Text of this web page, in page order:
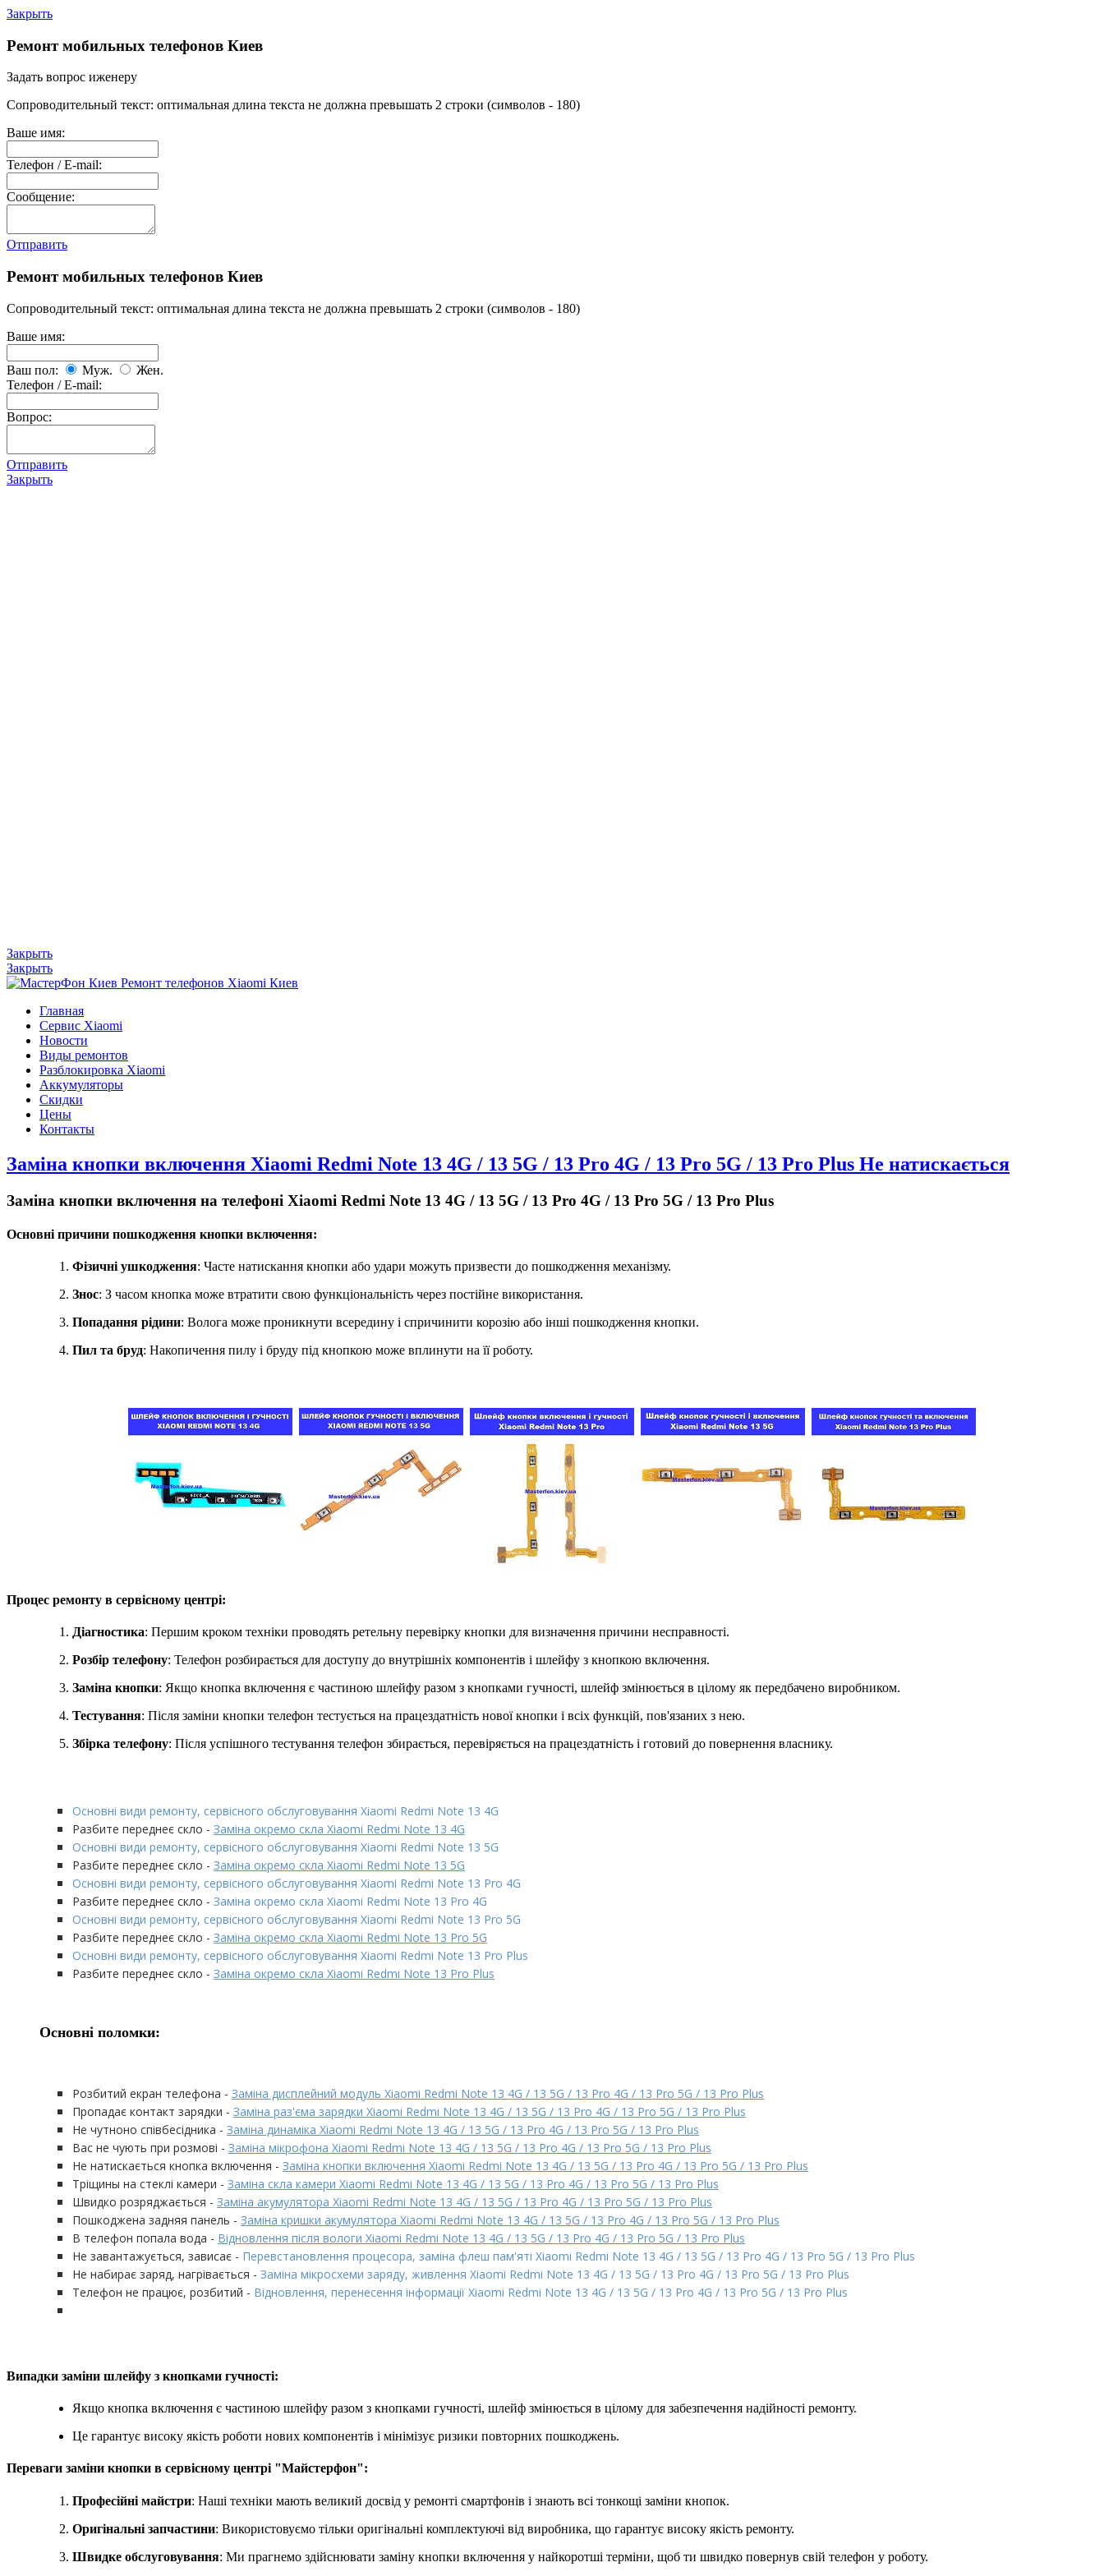
Закрыть
Ремонт мобильных телефонов Киев
Задать вопрос иженеру
Сопроводительный текст: оптимальная длина текста не должна превышать 2 строки (символов - 180)
Ваше имя:
Телефон / E-mail:
Сообщение:
Отправить
Ремонт мобильных телефонов Киев
Сопроводительный текст: оптимальная длина текста не должна превышать 2 строки (символов - 180)
Ваше имя:
Ваш пол: Муж.
Жен.
Телефон / E-mail:
Вопрос:
Отправить
Закрыть
Закрыть
Закрыть
Главная
Сервис Xiaomi
Новости
Виды ремонтов
Разблокировка Xiaomi
Аккумуляторы
Скидки
Цены
Контакты
Заміна кнопки включення Xiaomi Redmi Note 13 4G / 13 5G / 13 Pro 4G / 13 Pro 5G / 13 Pro Plus Не натискається
Заміна кнопки включення на телефоні Xiaomi Redmi Note 13 4G / 13 5G / 13 Pro 4G / 13 Pro 5G / 13 Pro Plus
Основні причини пошкодження кнопки включення:
Фізичні ушкодження: Часте натискання кнопки або удари можуть призвести до пошкодження механізму.
Знос: З часом кнопка може втратити свою функціональність через постійне використання.
Попадання рідини: Волога може проникнути всередину і спричинити корозію або інші пошкодження кнопки.
Пил та бруд: Накопичення пилу і бруду під кнопкою може вплинути на її роботу.
Процес ремонту в сервісному центрі:
Діагностика: Першим кроком техніки проводять ретельну перевірку кнопки для визначення причини несправності.
Розбір телефону: Телефон розбирається для доступу до внутрішніх компонентів і шлейфу з кнопкою включення.
Заміна кнопки: Якщо кнопка включення є частиною шлейфу разом з кнопками гучності, шлейф змінюється в цілому як передбачено виробником.
Тестування: Після заміни кнопки телефон тестується на працездатність нової кнопки і всіх функцій, пов'язаних з нею.
Збірка телефону: Після успішного тестування телефон збирається, перевіряється на працездатність і готовий до повернення власнику.
Основні види ремонту, сервісного обслуговування Xiaomi Redmi Note 13 4G
Разбите переднеє скло - Заміна окремо скла Xiaomi Redmi Note 13 4G
Основні види ремонту, сервісного обслуговування Xiaomi Redmi Note 13 5G
Разбите переднеє скло - Заміна окремо скла Xiaomi Redmi Note 13 5G
Основні види ремонту, сервісного обслуговування Xiaomi Redmi Note 13 Pro 4G
Разбите переднеє скло - Заміна окремо скла Xiaomi Redmi Note 13 Pro 4G
Основні види ремонту, сервісного обслуговування Xiaomi Redmi Note 13 Pro 5G
Разбите переднеє скло - Заміна окремо скла Xiaomi Redmi Note 13 Pro 5G
Основні види ремонту, сервісного обслуговування Xiaomi Redmi Note 13 Pro Plus
Разбите переднеє скло - Заміна окремо скла Xiaomi Redmi Note 13 Pro Plus
Основні поломки:
Розбитий екран телефона - Заміна дисплейний модуль Xiaomi Redmi Note 13 4G / 13 5G / 13 Pro 4G / 13 Pro 5G / 13 Pro Plus
Пропадає контакт зарядки - Заміна раз'єма зарядки Xiaomi Redmi Note 13 4G / 13 5G / 13 Pro 4G / 13 Pro 5G / 13 Pro Plus
Не чутноно співбесідника - Заміна динаміка Xiaomi Redmi Note 13 4G / 13 5G / 13 Pro 4G / 13 Pro 5G / 13 Pro Plus
Вас не чують при розмові - Заміна мікрофона Xiaomi Redmi Note 13 4G / 13 5G / 13 Pro 4G / 13 Pro 5G / 13 Pro Plus
Не натискається кнопка включення - Заміна кнопки включення Xiaomi Redmi Note 13 4G / 13 5G / 13 Pro 4G / 13 Pro 5G / 13 Pro Plus
Тріщины на стеклі камери - Заміна скла камери Xiaomi Redmi Note 13 4G / 13 5G / 13 Pro 4G / 13 Pro 5G / 13 Pro Plus
Швидко розряджається - Заміна акумулятора Xiaomi Redmi Note 13 4G / 13 5G / 13 Pro 4G / 13 Pro 5G / 13 Pro Plus
Пошкоджена задняя панель - Заміна кришки акумулятора Xiaomi Redmi Note 13 4G / 13 5G / 13 Pro 4G / 13 Pro 5G / 13 Pro Plus
В телефон попала вода - Відновлення після вологи Xiaomi Redmi Note 13 4G / 13 5G / 13 Pro 4G / 13 Pro 5G / 13 Pro Plus
Не завантажується, зависає - Перевстановлення процесора, заміна флеш пам'яті Xiaomi Redmi Note 13 4G / 13 5G / 13 Pro 4G / 13 Pro 5G / 13 Pro Plus
Не набирає заряд, нагрівається - Заміна мікросхеми заряду, живлення Xiaomi Redmi Note 13 4G / 13 5G / 13 Pro 4G / 13 Pro 5G / 13 Pro Plus
Телефон не працює, розбитий - Відновлення, перенесення інформації Xiaomi Redmi Note 13 4G / 13 5G / 13 Pro 4G / 13 Pro 5G / 13 Pro Plus
Випадки заміни шлейфу з кнопками гучності:
Якщо кнопка включення є частиною шлейфу разом з кнопками гучності, шлейф змінюється в цілому для забезпечення надійності ремонту.
Це гарантує високу якість роботи нових компонентів і мінімізує ризики повторних пошкоджень.
Переваги заміни кнопки в сервісному центрі "Майстерфон":
Професійні майстри: Наші техніки мають великий досвід у ремонті смартфонів і знають всі тонкощі заміни кнопок.
Оригінальні запчастини: Використовуємо тільки оригінальні комплектуючі від виробника, що гарантує високу якість ремонту.
Швидке обслуговування: Ми прагнемо здійснювати заміну кнопки включення у найкоротші терміни, щоб ти швидко повернув свій телефон у роботу.